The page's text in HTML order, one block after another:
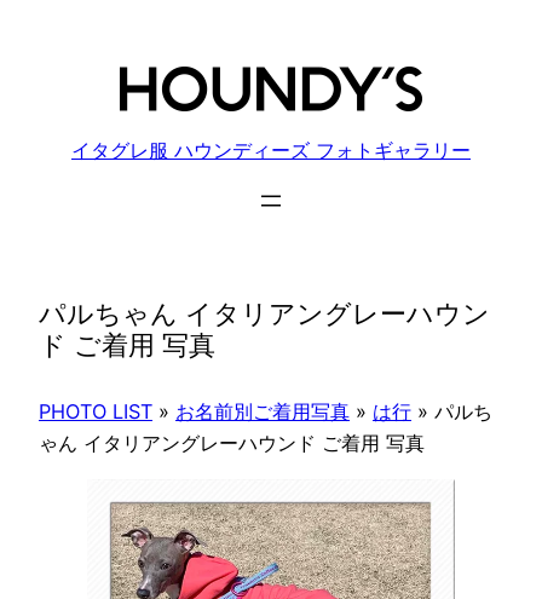
イタグレ服 ハウンディーズ フォトギャラリー
パルちゃん イタリアングレーハウン
ド ご着用 写真
PHOTO LIST » お名前別ご着用写真 » は行 » パルち
ゃん イタリアングレーハウンド ご着用 写真